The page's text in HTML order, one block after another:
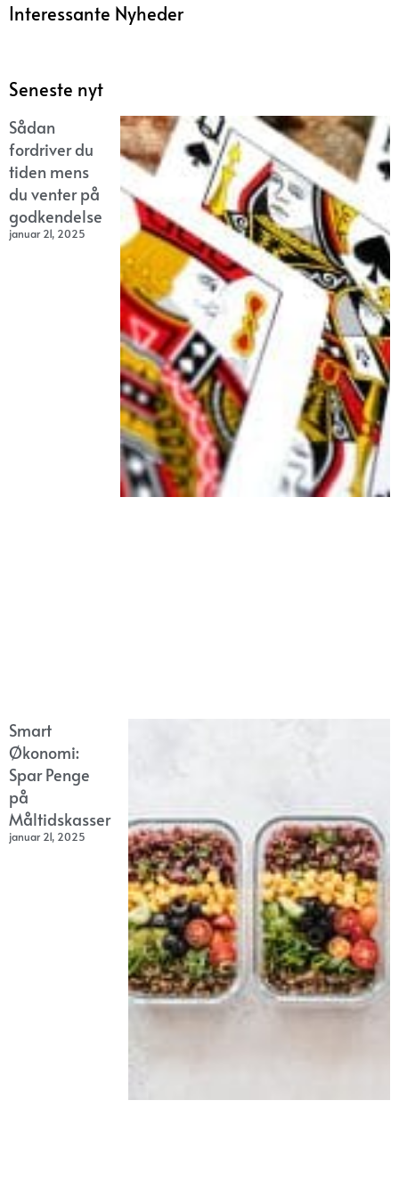
Interessante Nyheder
Seneste nyt
Sådan
fordriver du
tiden mens
du venter på
godkendelse
januar 21, 2025
Smart
Økonomi:
Spar Penge
på
Måltidskasser
januar 21, 2025